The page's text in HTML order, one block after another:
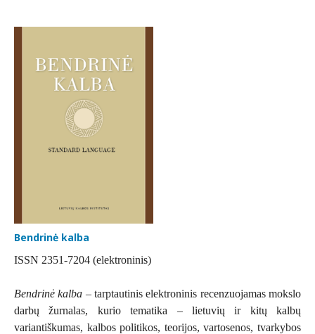
Bendrinė kalba
ISSN 2351-7204 (elektroninis)
Bendrinė kalba – tarptautinis elektroninis recenzuojamas mokslo
darbų žurnalas, kurio tematika – lietuvių ir kitų kalbų
variantiškumas, kalbos politikos, teorijos, vartosenos, tvarkybos